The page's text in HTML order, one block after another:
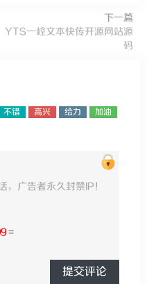
下一篇
YTS一崆文本快传开源网站源
码
不错 高兴 给力
加油
=
提交评论